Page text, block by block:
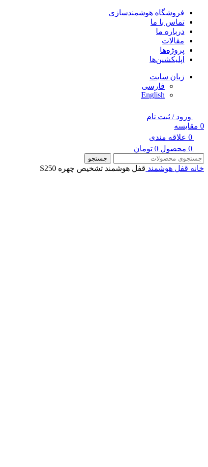
فروشگاه هوشمندسازی
تماس با ما
درباره ما
مقالات
پروژه‌ها
اپلیکشین‌ها
زبان سایت
فارسی
English
ورود / ثبت نام
0 مقایسه
0 علاقه مندی
0 محصول 0 تومان
جستجو
خانه قفل هوشمند قفل هوشمند تشخیص چهره S250